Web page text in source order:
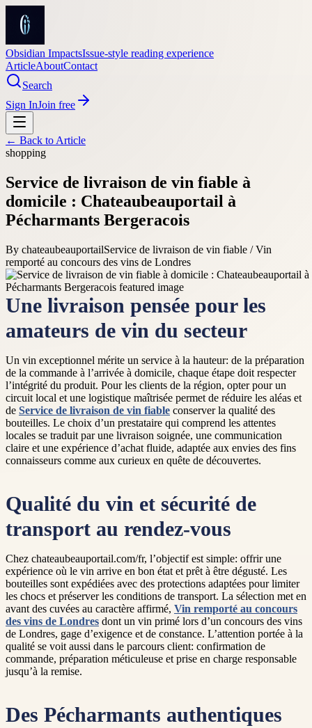
Obsidian ImpactsIssue-style reading experience
ArticleAboutContact
Search
Sign InJoin free
← Back to Article
shopping
Service de livraison de vin fiable à
domicile : Chateaubeauportail à
Pécharmants Bergeracois
By chateaubeauportailService de livraison de vin fiable / Vin
remporté au concours des vins de Londres
Une livraison pensée pour les
amateurs de vin du secteur
Un vin exceptionnel mérite un service à la hauteur: de la préparation
de la commande à l’arrivée à domicile, chaque étape doit respecter
l’intégrité du produit. Pour les clients de la région, opter pour un
circuit local et une logistique maîtrisée permet de réduire les aléas et
de Service de livraison de vin fiable conserver la qualité des
bouteilles. Le choix d’un prestataire qui comprend les attentes
locales se traduit par une livraison soignée, une communication
claire et une expérience d’achat fluide, adaptée aux envies des fins
connaisseurs comme aux curieux en quête de découvertes.
Qualité du vin et sécurité de
transport au rendez-vous
Chez chateaubeauportail.com/fr, l’objectif est simple: offrir une
expérience où le vin arrive en bon état et prêt à être dégusté. Les
bouteilles sont expédiées avec des protections adaptées pour limiter
les chocs et préserver les conditions de transport. La sélection met en
avant des cuvées au caractère affirmé, Vin remporté au concours
des vins de Londres dont un vin primé lors d’un concours des vins
de Londres, gage d’exigence et de constance. L’attention portée à la
qualité se voit aussi dans le parcours client: confirmation de
commande, préparation méticuleuse et prise en charge responsable
jusqu’à la remise.
Des Pécharmants authentiques